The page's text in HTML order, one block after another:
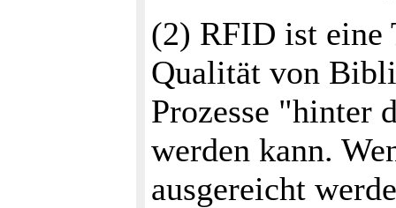
(2) RFID ist eine
Qualität von
Prozesse "hinter
werden kann.
ausgereicht